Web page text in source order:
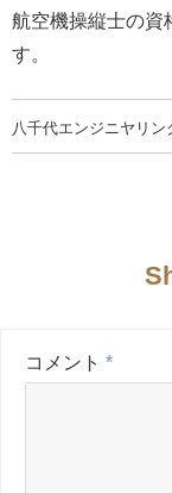
航空機操縦士の資
す。
八千代エンジニヤリ
コメント *